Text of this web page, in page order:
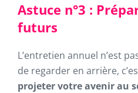
Astuce n°3 :
futurs
L’entretien annuel n’est
de regarder en arrière,
projeter votre avenir au